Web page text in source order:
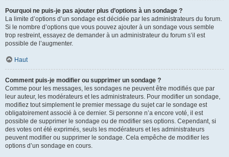
Pourquoi ne puis-je pas ajouter plus d’options à un sondage ?
La limite d’options d’un sondage est décidée par les administrateurs du forum.
Si le nombre d’options que vous pouvez ajouter à un sondage vous semble
trop restreint, essayez de demander à un administrateur du forum s’il est
possible de l’augmenter.
Haut
Comment puis-je modifier ou supprimer un sondage ?
Comme pour les messages, les sondages ne peuvent être modifiés que par
leur auteur, les modérateurs et les administrateurs. Pour modifier un sondage,
modifiez tout simplement le premier message du sujet car le sondage est
obligatoirement associé à ce dernier. Si personne n’a encore voté, il est
possible de supprimer le sondage ou de modifier ses options. Cependant, si
des votes ont été exprimés, seuls les modérateurs et les administrateurs
peuvent modifier ou supprimer le sondage. Cela empêche de modifier les
options d’un sondage en cours.